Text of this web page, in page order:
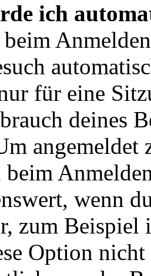
ich
für eine
deines
angemeldet
beim
wenn
zum Beispiel
Option